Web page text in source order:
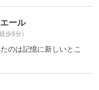
ール
徒歩5分）
のは記憶に新しいとこ